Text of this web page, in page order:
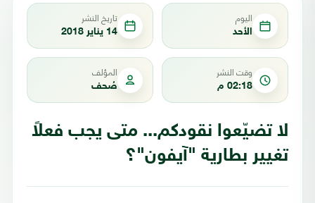
اليوم
الأحد
تاريخ النشر
14 يناير 2018
وقت النشر
02:18 م
المؤلف
صُحف
لا تضيّعوا نقودكم... متى يجب فعلاً
تغيير بطارية "آيفون"؟